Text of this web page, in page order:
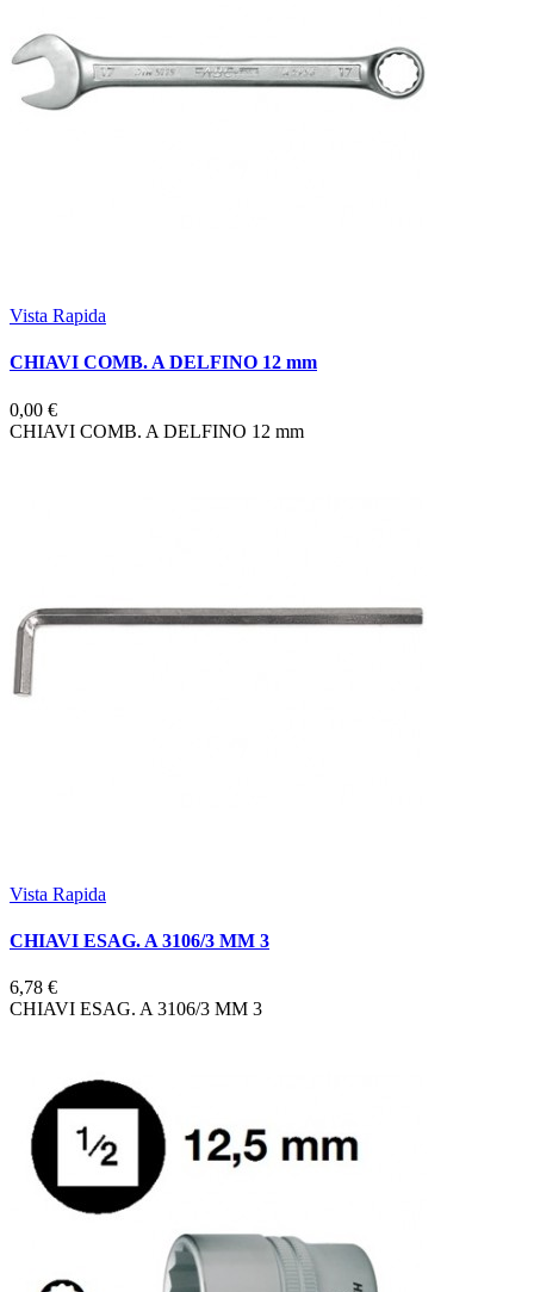
Vista Rapida
CHIAVI COMB. A DELFINO 12 mm
0,00 €
CHIAVI COMB. A DELFINO 12 mm
Vista Rapida
CHIAVI ESAG. A 3106/3 MM 3
6,78 €
CHIAVI ESAG. A 3106/3 MM 3